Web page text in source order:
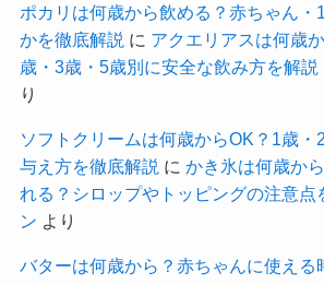
ポカリは何歳から飲める？赤ちゃん・
かを徹底解説 に アクエリアスは何歳
歳・3歳・5歳別に安全な飲み方を解説
り
ソフトクリームは何歳からOK？1歳・
与え方を徹底解説 に かき氷は何歳か
れる？シロップやトッピングの注意点
ン より
バターは何歳から？赤ちゃんに使える